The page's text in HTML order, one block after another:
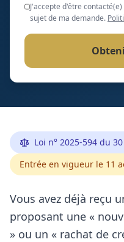
J'accepte d'être
sujet de ma demande.
Loi n° 2025-594 du
Entrée en vigueur le 11
Vous avez déjà reçu
proposant une «
» ou un « rachat de